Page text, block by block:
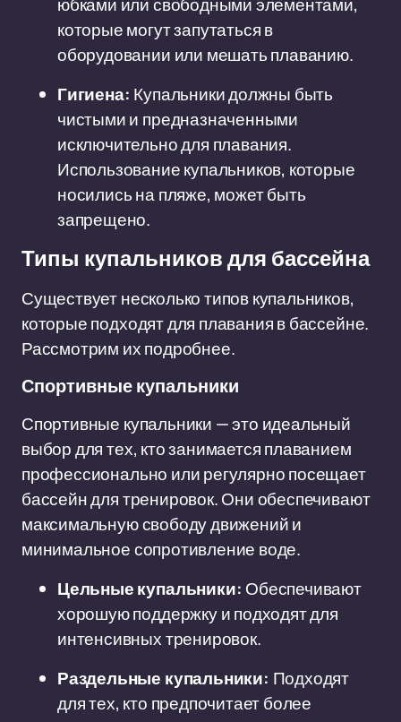
которые могут запутаться в
оборудовании или мешать плаванию.
Гигиена: Купальники должны быть
чистыми и предназначенными
исключительно для плавания.
Использование купальников, которые
носились на пляже, может быть
запрещено.
Типы купальников для бассейна
Существует несколько типов купальников,
которые подходят для плавания в бассейне.
Рассмотрим их подробнее.
Спортивные купальники
Спортивные купальники — это идеальный
выбор для тех, кто занимается плаванием
профессионально или регулярно посещает
бассейн для тренировок. Они обеспечивают
максимальную свободу движений и
минимальное сопротивление воде.
Цельные купальники: Обеспечивают
хорошую поддержку и подходят для
интенсивных тренировок.
Раздельные купальники: Подходят
для тех, кто предпочитает более